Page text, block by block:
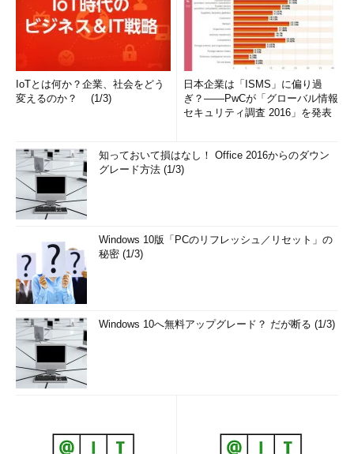
IoTとは何か？企業、社会をどう
変えるのか？ (1/3)
日本企業は「ISMS」に偏り過
ぎ？――PwCが「グローバル情報
セキュリティ調査 2016」を発表
知っておいて損はなし！ Office 2016からのダウン
グレード方法 (1/3)
Windows 10版「PCのリフレッシュ／リセット」の
秘密 (1/3)
Windows 10へ無料アップグレード？ だが断る (1/3)